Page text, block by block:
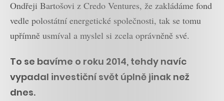
Ondřeji Bartošovi z Credo Ventures, že zakládáme fond
vedle polostátní energetické společnosti, tak se tomu
upřímně usmíval a myslel si zcela oprávněně své.
To se bavíme o roku 2014, tehdy navíc
vypadal investiční svět úplně jinak než
dnes.